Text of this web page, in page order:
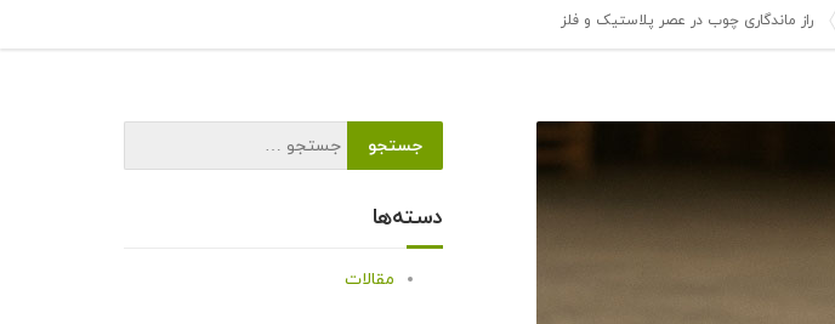
راز ماندگاری چوب در عصر پلاستیک و فلز
دسته‌ها
مقالات